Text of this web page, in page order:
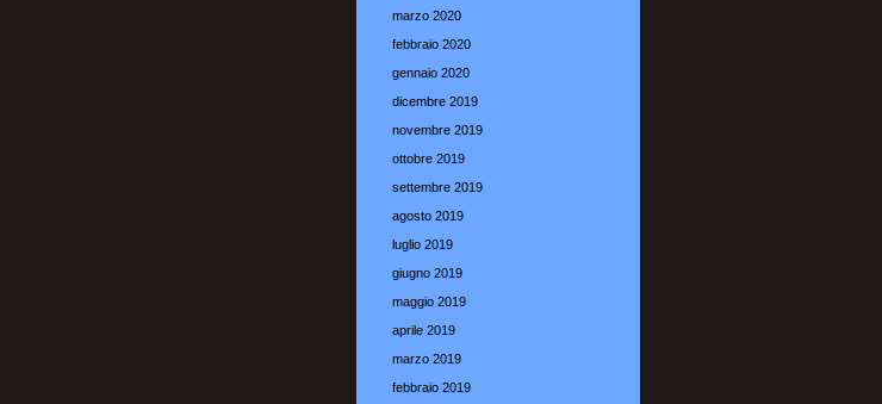
marzo 2020
febbraio 2020
gennaio 2020
dicembre 2019
novembre 2019
ottobre 2019
settembre 2019
agosto 2019
luglio 2019
giugno 2019
maggio 2019
aprile 2019
marzo 2019
febbraio 2019